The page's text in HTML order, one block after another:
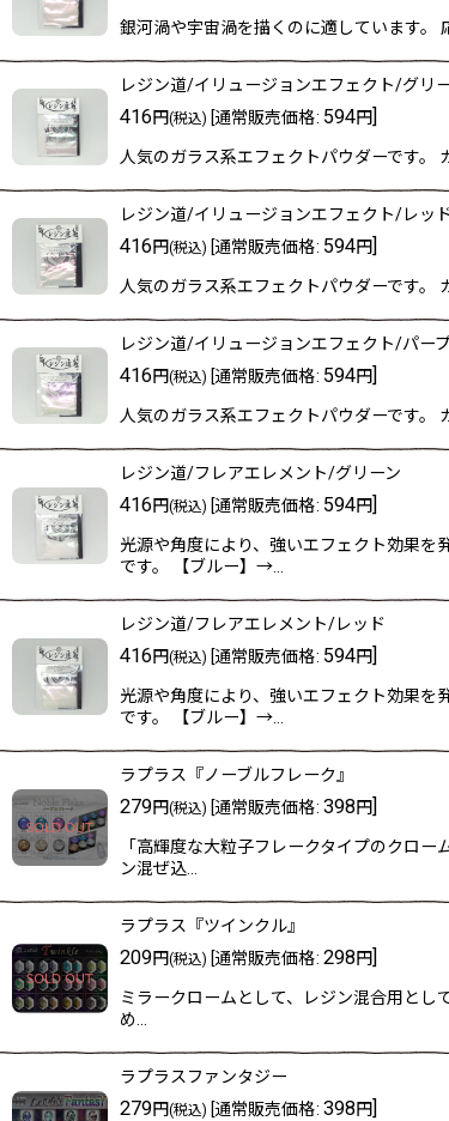
銀河渦や宇宙渦を描くのに適しています。
レジン道/イリュージョンエフェクト/グリ
416円(税込) [通常販売価格: 594円]
人気のガラス系エフェクトパウダーです。
レジン道/イリュージョンエフェクト/レッ
416円(税込) [通常販売価格: 594円]
人気のガラス系エフェクトパウダーです。
レジン道/イリュージョンエフェクト/パー
416円(税込) [通常販売価格: 594円]
人気のガラス系エフェクトパウダーです。
レジン道/フレアエレメント/グリーン
416円(税込) [通常販売価格: 594円]
光源や角度により、強いエフェクト効果を
です。 【ブルー】→…
レジン道/フレアエレメント/レッド
416円(税込) [通常販売価格: 594円]
光源や角度により、強いエフェクト効果を
です。 【ブルー】→…
ラプラス『ノーブルフレーク』
279円(税込) [通常販売価格: 398円]
「高輝度な大粒子フレークタイプのクロ
ン混ぜ込…
ラプラス『ツインクル』
209円(税込) [通常販売価格: 298円]
ミラークロームとして、レジン混合用とし
め…
ラプラスファンタジー
279円(税込) [通常販売価格: 398円]